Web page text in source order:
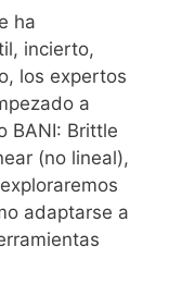
ha
incierto,
los expertos
a
BANI: Brittle
(no lineal),
adaptarse a